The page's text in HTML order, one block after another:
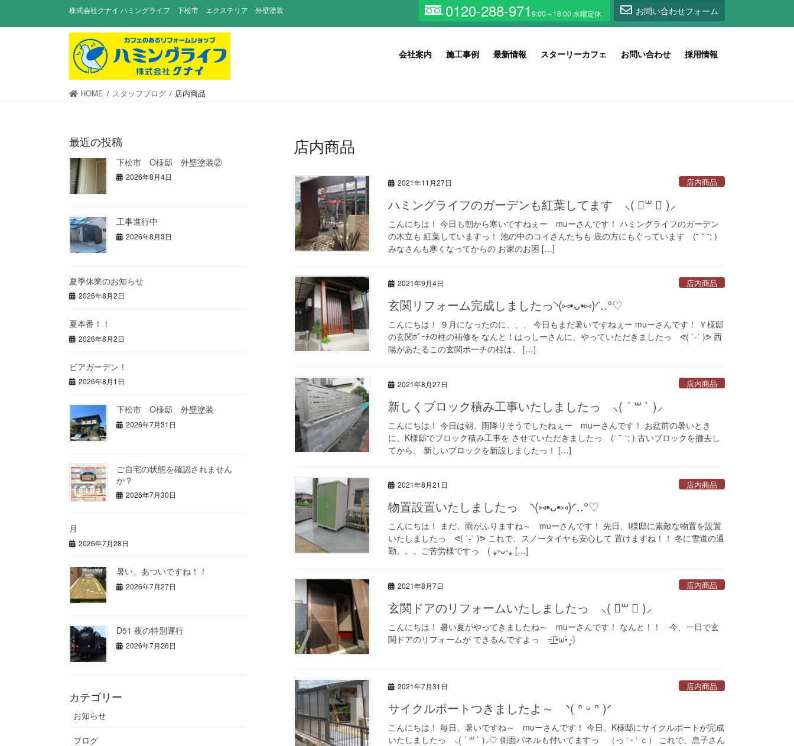
株式会社クナイ ハミングライフ 下松市 エクステリア 外壁塗装 0120-288-971 お問い合わせフォーム
会社案内 施工事例 最新情報 スターリーカフェ お問い合わせ 採用情報
HOME スタッフブログ 店内商品
店内商品
2021年11月27日 店内商品
ハミングライフのガーデンも紅葉してます ⸜( ॑꒳ ॑ )⸝
こんにちは！ 今日も朝から寒いですねぇー muーさんです！ ハミングライフのガーデン
の木立も 紅葉していますっ！ 池の中のコイさんたちも 底の方にもぐっています (ˉ ˘ ˉ; )
みなさんも寒くなってからの お家のお困 […]
2021年9月4日 店内商品
玄関リフォーム完成しましたっ◝(⑅•ᴗ•⑅)◜..°♡
こんにちは！ ９月になったのに、、、 今日もまだ暑いですねぇー muーさんです！ Ｙ様邸
の玄関ﾎﾟｰﾁの柱の補修を なんと！はっしーさんに、やっていただきましたっ ᕙ( ˙-˙ )ᕗ 西
陽があたるこの玄関ポーチの柱は、 […]
2021年8月27日 店内商品
新しくブロック積み工事いたしましたっ ⸜( ´ ꒳ ` )⸝
こんにちは！ 今日は朝、雨降りそうでしたねぇー muーさんです！ お盆前の暑いとき
に、K様邸でブロック積み工事を させていただきましたっ (ˉ ˘ ˉ; ) 古いブロックを撤去し
てから、 新しいブロックを新設しましたっ！ […]
2021年8月21日 店内商品
物置設置いたしましたっ ◝(⑅•ᴗ•⑅)◜..°♡
こんにちは！ まだ、雨がふりますね～ muーさんです！ 先日、I様邸に素敵な物置を設置
いたしましたっ ᕙ( ˙-˙ )ᕗ これで、スノータイヤも安心して 置けますね！！ 冬に雪道の通
勤。。。ご苦労様ですっ ( ⁎ᵕᴗᵕ⁎ […]
2021年8月7日 店内商品
玄関ドアのリフォームいたしましたっ ⸜( ॑꒳ ॑ )⸝
こんにちは！ 暑い夏がやってきましたね～ muーさんです！ なんと！！ 今、一日で玄
関ドアのリフォームが できるんですよっ =͟͟͞͞(•̀ω•́ ‧̣̥̇)
2021年7月31日 店内商品
サイクルポートつきましたよ～ ᐠ( ᐢ ᵕ ᐢ )ᐟ
こんにちは！ 毎日、暑いですね～ muーさんです！ 今日、K様邸にサイクルポートが完成
いたしましたっ ⸜( ´ ꒳ ` )⸝♡︎ 側面パネルも付いてますっ （っ ‘ ᵕ ‘ ｃ） これで、息子さん
最近の投稿
下松市 O様邸 外壁塗装②
2026年8月4日
工事進行中
2026年8月3日
夏季休業のお知らせ
2026年8月2日
夏本番！！
2026年8月2日
ビアガーデン！
2026年8月1日
下松市 O様邸 外壁塗装
2026年7月31日
ご自宅の状態を確認されません
か？
2026年7月30日
月
2026年7月28日
暑い、あついですね！！
2026年7月27日
D51 夜の特別運行
2026年7月26日
カテゴリー
お知らせ
ブログ